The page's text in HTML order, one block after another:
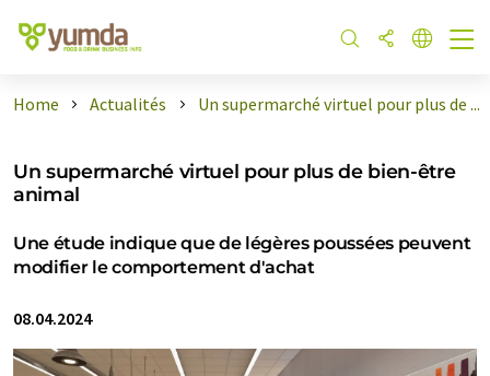
Home Actualités Un supermarché virtuel pour plus de ...
Un supermarché virtuel pour plus de bien-être
animal
Une étude indique que de légères poussées peuvent
modifier le comportement d'achat
08.04.2024